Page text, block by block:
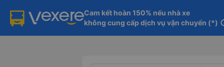
Cam kết hoàn 150% nếu nhà xe
không cung cấp dịch vụ vận chuyển (*)